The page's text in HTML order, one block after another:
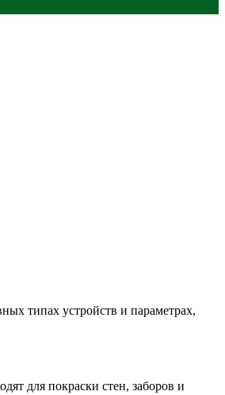
типах устройств и параметрах,
для покраски стен, заборов и